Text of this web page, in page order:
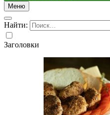
Меню
Найти:
Заголовки